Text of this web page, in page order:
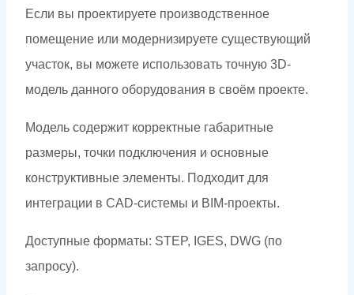
Если вы проектируете производственное
помещение или модернизируете существующий
участок, вы можете использовать точную 3D-
модель данного оборудования в своём проекте.
Модель содержит корректные габаритные
размеры, точки подключения и основные
конструктивные элементы. Подходит для
интеграции в CAD-системы и BIM-проекты.
Доступные форматы: STEP, IGES, DWG (по
запросу).